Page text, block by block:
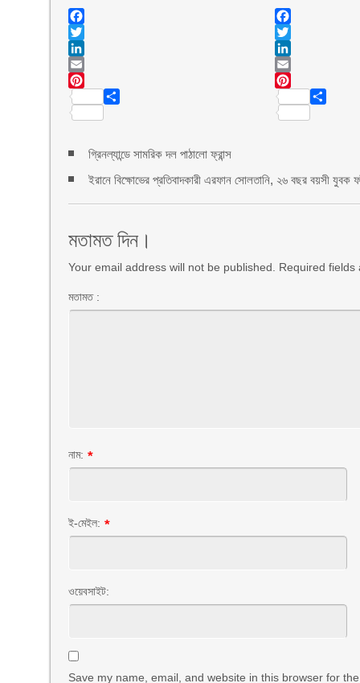
Facebook
Twitter
LinkedIn
Email
Pinterest
Facebook
Twitter
LinkedIn
Email
Pinterest
গ্রিনল্যান্ডে সামরিক দল পাঠালো ফ্রান্স
ইরানে বিক্ষোভের প্রতিবাদকারী এরফান সোলতানি, ২৬ বছর বয়সী যুবক
মতামত দিন।
Your email address will not be published. Required fields
মতামত :
নাম: *
ই-মেইল: *
ওয়েবসাইট:
Save my name, email, and website in this browser for